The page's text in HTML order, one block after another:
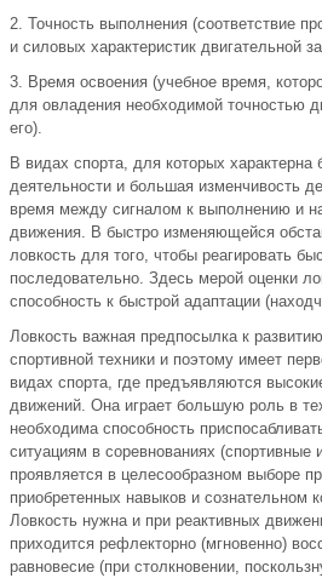
2. Точность выполнения (соответствие
и силовых характеристик двигательной
3. Время освоения (учебное время,
для овладения необходимой точностью
его).
В видах спорта, для которых
деятельности и большая изменчивость
время между сигналом к выполнению и
движения. В быстро изменяющейся
ловкость для того, чтобы реагировать
последовательно. Здесь мерой оценки
способность к быстрой адаптации
Ловкость важная предпосылка к
спортивной техники и поэтому имеет
видах спорта, где предъявляются
движений. Она играет большую роль в
необходима способность
ситуациям в соревнованиях (спортивные
проявляется в целесообразном выборе
приобретенных навыков и сознательном
Ловкость нужна и при реактивных
приходится рефлекторно (мгновенно)
равновесие (при столкновении,